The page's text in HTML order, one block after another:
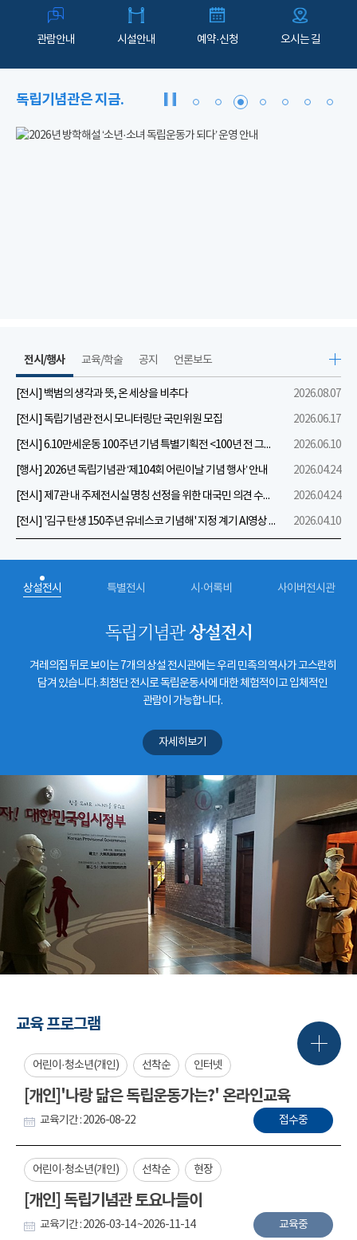
관람안내 시설안내 예약·신청 오시는 길
독립기념관은 지금.
전시/행사
[전시] 백범의 생각과 뜻, 온 세상을 비추다
2026.08.07
[전시] 독립기념관 전시 모니터링단 국민위원 모집
2026.06.17
[전시] 6.10만세운동 100주년 기념 특별기획전 <100년 전 그날을 보다: 6.10만세운동>
2026.06.10
[행사] 2026년 독립기념관 ‘제104회 어린이날 기념 행사’ 안내
2026.04.24
[전시] 제7관 내 주제전시실 명칭 선정을 위한 대국민 의견 수렴 실시
2026.04.24
[전시] '김구 탄생 150주년 유네스코 기념해' 지정 계기 AI영상 국민공모 개최 안내
2026.04.10
교육/학술 공지 언론보도
상설전시 특별전시 시·어록비 사이버전시관
독립기념관상설전시
겨레의집 뒤로 보이는 7개의 상설 전시관에는 우리 민족의 역사가 고스란히
담겨 있습니다. 최첨단 전시로 독립운동사에 대한 체험적이고 입체적인
관람이 가능합니다.
자세히보기
교육 프로그램
어린이·청소년(개인) 선착순 인터넷
[개인]'나랑 닮은 독립운동가는?' 온라인교육
교육기간 : 2026-08-22 접수중
어린이·청소년(개인) 선착순 현장
[개인] 독립기념관 토요나들이
교육기간 : 2026-03-14 ~2026-11-14 교육중